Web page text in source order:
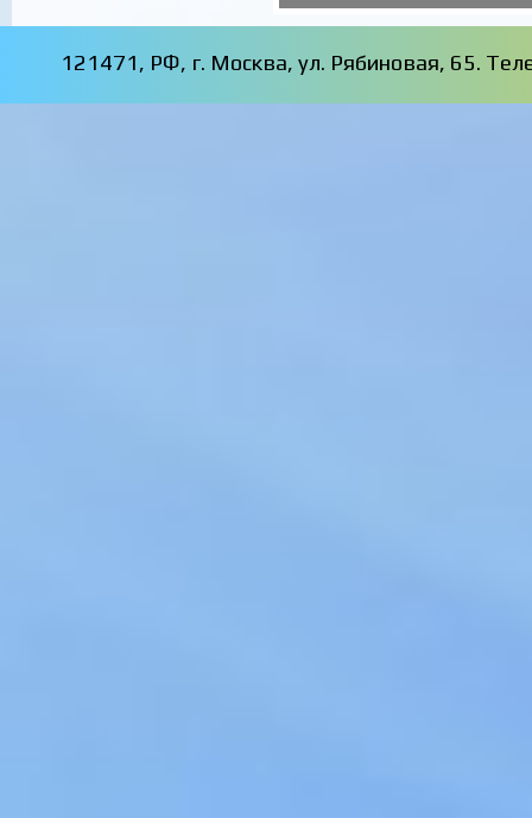
121471, РФ, г. Москва, ул. Рябиновая, 65.